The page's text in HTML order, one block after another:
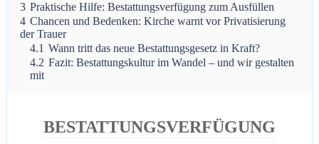
3 Praktische Hilfe: Bestattungsverfügung zum Ausfüllen
4 Chancen und Bedenken: Kirche warnt vor Privatisierung
der Trauer
4.1 Wann tritt das neue Bestattungsgesetz in Kraft?
4.2 Fazit: Bestattungskultur im Wandel – und wir gestalten
mit
BESTATTUNGSVERFÜGUNG